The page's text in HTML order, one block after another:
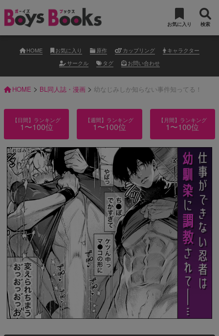
お気に入り 検索
HOME お気に入り 原作 カップリング
キャラクター
サークル
タグ お問い合わせ
HOME > BL同人誌・漫画 > 幼なじみしか知らない事件知ってる！
【日間】ランキング
1〜100位
【週間】ランキング
1〜100位
【月間】ランキング
1〜100位